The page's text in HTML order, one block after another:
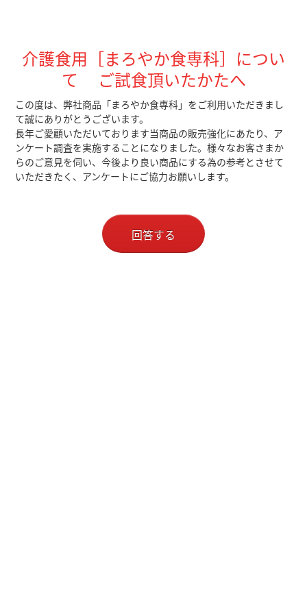
介護食用［まろやか食専科］につい
て ご試食頂いたかたへ
この度は、弊社商品「まろやか食専科」をご利用いただきまし
て誠にありがとうございます。
長年ご愛顧いただいております当商品の販売強化にあたり、ア
ンケート調査を実施することになりました。様々なお客さまか
らのご意見を伺い、今後より良い商品にする為の参考とさせて
いただきたく、アンケートにご協力お願いします。
回答する